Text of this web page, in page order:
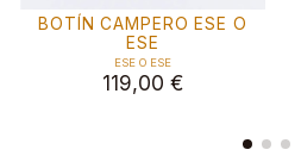
BOTÍN CAMPERO ESE O
ESE
ESE O ESE
119,00 €